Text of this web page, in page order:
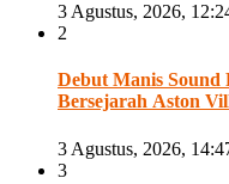
3 Agustus, 2026,
2
Debut Manis Sound
Bersejarah Aston
3 Agustus, 2026,
3